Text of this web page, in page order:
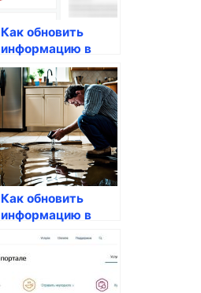
Как обновить
информацию в
паспорте после
изменения ФИО
ребенка
Как обновить
информацию в